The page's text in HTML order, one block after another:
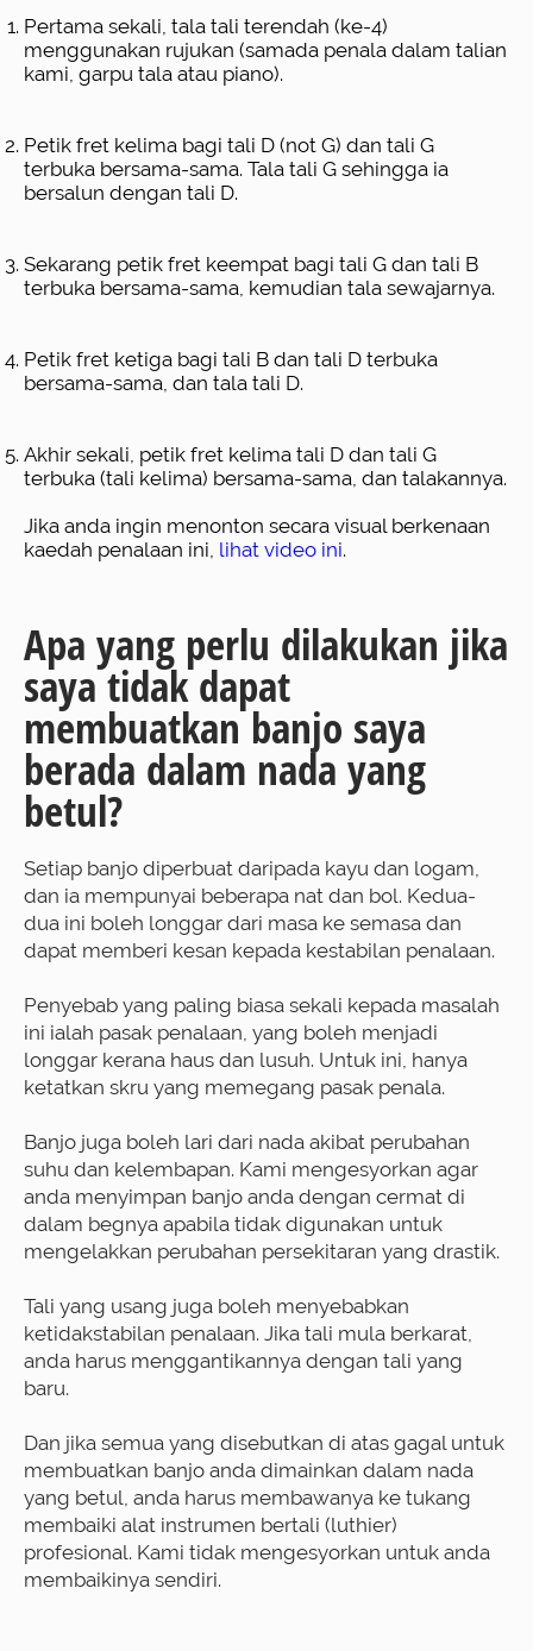
Pertama sekali, tala tali terendah (ke-4)
menggunakan rujukan (samada penala dalam talian
kami, garpu tala atau piano).
Petik fret kelima bagi tali D (not G) dan tali G
terbuka bersama-sama. Tala tali G sehingga ia
bersalun dengan tali D.
Sekarang petik fret keempat bagi tali G dan tali B
terbuka bersama-sama, kemudian tala sewajarnya.
Petik fret ketiga bagi tali B dan tali D terbuka
bersama-sama, dan tala tali D.
Akhir sekali, petik fret kelima tali D dan tali G
terbuka (tali kelima) bersama-sama, dan talakannya.
Jika anda ingin menonton secara visual berkenaan
kaedah penalaan ini, lihat video ini.
Apa yang perlu dilakukan jika
saya tidak dapat
membuatkan banjo saya
berada dalam nada yang
betul?
Setiap banjo diperbuat daripada kayu dan logam,
dan ia mempunyai beberapa nat dan bol. Kedua-
dua ini boleh longgar dari masa ke semasa dan
dapat memberi kesan kepada kestabilan penalaan.
Penyebab yang paling biasa sekali kepada masalah
ini ialah pasak penalaan, yang boleh menjadi
longgar kerana haus dan lusuh. Untuk ini, hanya
ketatkan skru yang memegang pasak penala.
Banjo juga boleh lari dari nada akibat perubahan
suhu dan kelembapan. Kami mengesyorkan agar
anda menyimpan banjo anda dengan cermat di
dalam begnya apabila tidak digunakan untuk
mengelakkan perubahan persekitaran yang drastik.
Tali yang usang juga boleh menyebabkan
ketidakstabilan penalaan. Jika tali mula berkarat,
anda harus menggantikannya dengan tali yang
baru.
Dan jika semua yang disebutkan di atas gagal untuk
membuatkan banjo anda dimainkan dalam nada
yang betul, anda harus membawanya ke tukang
membaiki alat instrumen bertali (luthier)
profesional. Kami tidak mengesyorkan untuk anda
membaikinya sendiri.